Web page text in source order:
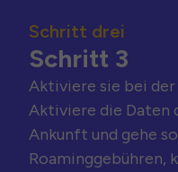
Schritt drei
Schritt 3
Aktiviere sie bei
Aktiviere die Daten
Ankunft und gehe
Roaminggebühren,